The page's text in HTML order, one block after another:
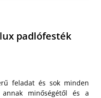
padlófesték
feladat és sok minden
minőségétől és a